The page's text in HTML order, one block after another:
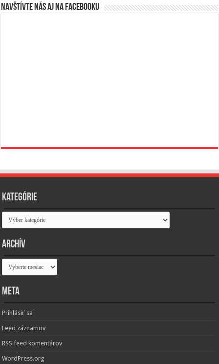
Navštívte nás aj na Facebooku
Kategórie
Kategórie
Archív
Archív
Meta
Prihlásiť sa
Feed záznamov
RSS feed komentárov
WordPress.org